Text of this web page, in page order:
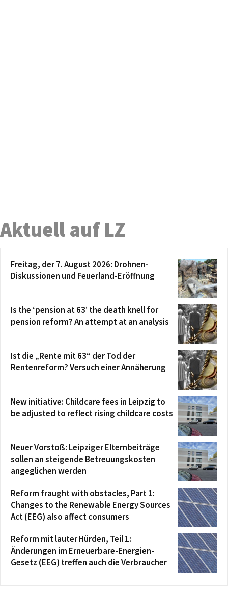
Aktuell auf LZ
Freitag, der 7. August 2026: Drohnen-
Diskussionen und Feuerland-Eröffnung
Is the ‘pension at 63’ the death knell for
pension reform? An attempt at an analysis
Ist die „Rente mit 63“ der Tod der
Rentenreform? Versuch einer Annäherung
New initiative: Childcare fees in Leipzig to
be adjusted to reflect rising childcare costs
Neuer Vorstoß: Leipziger Elternbeiträge
sollen an steigende Betreuungskosten
angeglichen werden
Reform fraught with obstacles, Part 1:
Changes to the Renewable Energy Sources
Act (EEG) also affect consumers
Reform mit lauter Hürden, Teil 1:
Änderungen im Erneuerbare-Energien-
Gesetz (EEG) treffen auch die Verbraucher